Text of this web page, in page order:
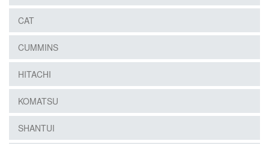
CAT
CUMMINS
HITACHI
KOMATSU
SHANTUI